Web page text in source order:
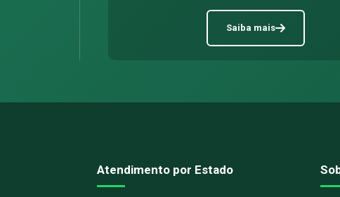
Saiba mais
Atendimento por Estado